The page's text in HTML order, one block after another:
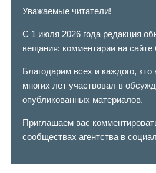
Уважаемые читатели!
С 1 июля 2026 года редакция
вещания: комментарии на
Благодарим всех и каждого, кто
многих лет участвовал в
опубликованных материалов.
Приглашаем вас
сообществах агентства в